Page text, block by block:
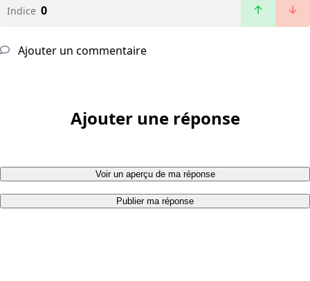
Indice 0
Ajouter un commentaire
Ajouter une réponse
Voir un aperçu de ma réponse
Publier ma réponse